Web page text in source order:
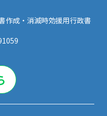
作成・消滅時効援用行政書